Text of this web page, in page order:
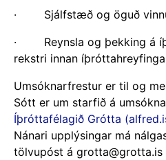
· Sjálfstæð og öguð
· Reynsla og þekking á
rekstri innan
Umsóknarfrestur er til og
Sótt er um starfið á
Íþróttafélagið Grótta
Nánari upplýsingar má
tölvupóst á grotta@grotta.is